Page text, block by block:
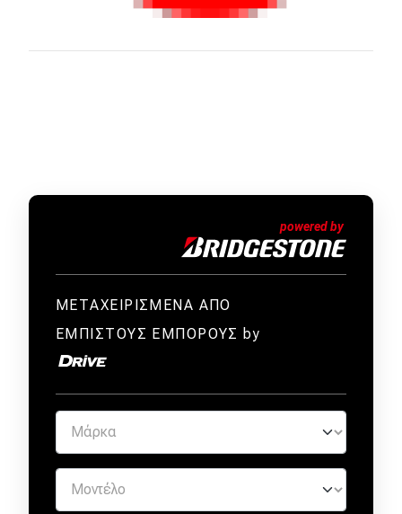
ΜΕΤΑΧΕΙΡΙΣΜΕΝΑ ΑΠΟ
ΕΜΠΙΣΤΟΥΣ ΕΜΠΟΡΟΥΣ by